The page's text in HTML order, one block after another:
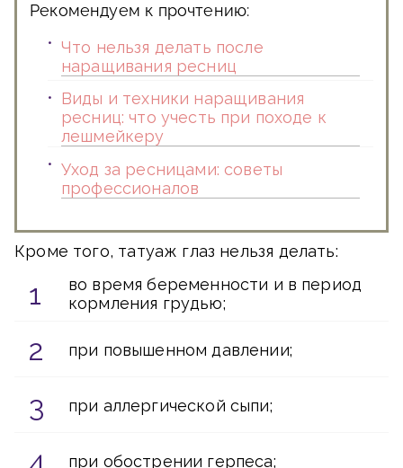
Рекомендуем к прочтению:
Что нельзя делать после
наращивания ресниц
Виды и техники наращивания
ресниц: что учесть при походе к
лешмейкеру
Уход за ресницами: советы
профессионалов
Кроме того, татуаж глаз нельзя делать:
во время беременности и в период
кормления грудью;
при повышенном давлении;
при аллергической сыпи;
при обострении герпеса;